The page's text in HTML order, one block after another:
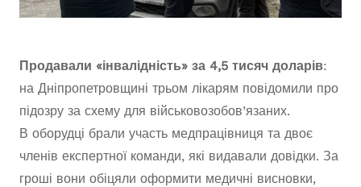
Продавали «інвалідність» за 4,5 тисяч доларів:
на Дніпропетровщині трьом лікарям повідомили про
підозру за схему для військовозобов’язаних.
В оборудці брали участь медпрацівниця та двоє
членів експертної команди, які видавали довідки. За
гроші вони обіцяли оформити медичні висновки,